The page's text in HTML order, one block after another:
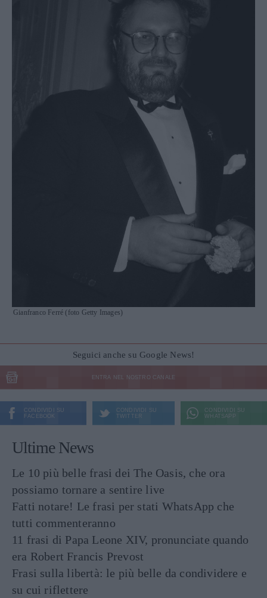
Gianfranco Ferré (foto Getty Images)
Seguici anche su Google News!
ENTRA NEL NOSTRO CANALE
CONDIVIDI SU
FACEBOOK
CONDIVIDI SU
TWITTER
CONDIVIDI SU
WHATSAPP
Ultime News
Le 10 più belle frasi dei The Oasis, che ora
possiamo tornare a sentire live
Fatti notare! Le frasi per stati WhatsApp che
tutti commenteranno
11 frasi di Papa Leone XIV, pronunciate quando
era Robert Francis Prevost
Frasi sulla libertà: le più belle da condividere e
su cui riflettere